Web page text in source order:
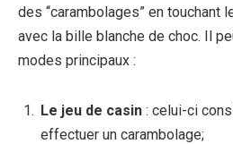
des “carambolages” en touchant
avec la bille blanche de choc. Il
modes principaux :
Le jeu de casin : celui-ci
effectuer un carambolage;